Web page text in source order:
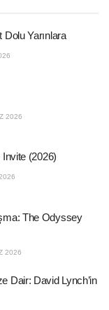
Yarınlara
2026
Invite (2026)
The Odyssey
2026
Dair: David Lynch’in